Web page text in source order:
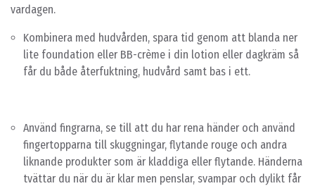
vardagen.
Kombinera med hudvården, spara tid genom att blanda ner
lite foundation eller BB-crème i din lotion eller dagkräm så
får du både återfuktning, hudvård samt bas i ett.
Använd fingrarna, se till att du har rena händer och använd
fingertopparna till skuggningar, flytande rouge och andra
liknande produkter som är kladdiga eller flytande. Händerna
tvättar du när du är klar men penslar, svampar och dylikt får